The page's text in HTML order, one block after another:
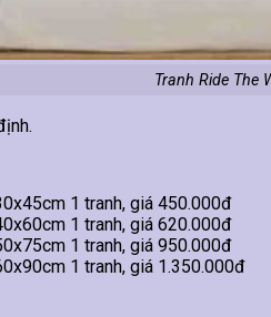
Tranh Ride The
1 tranh, giá 450.000đ
1 tranh, giá 620.000đ
1 tranh, giá 950.000đ
1 tranh, giá 1.350.000đ